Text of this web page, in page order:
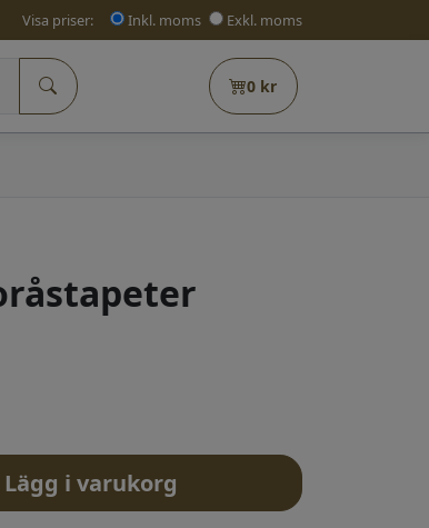
Visa priser: Inkl. moms Exkl. moms
0 kr
Lägg i varukorg